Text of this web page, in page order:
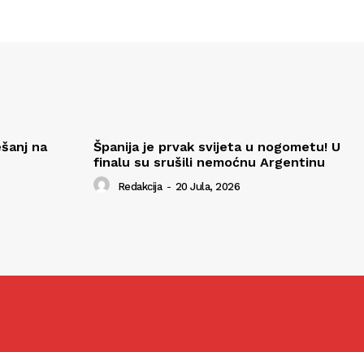
na
Španija je prvak svijeta u nogometu! U
finalu su srušili nemoćnu Argentinu
Redakcija - 20 Jula, 2026